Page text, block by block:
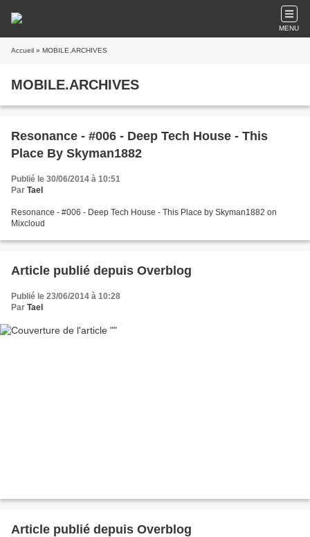
MENU
Accueil » MOBILE.ARCHIVES
MOBILE.ARCHIVES
Resonance - #006 - Deep Tech House - This
Place By Skyman1882
Publié le 30/06/2014 à 10:51
Par Tael
Resonance - #006 - Deep Tech House - This Place by Skyman1882 on
Mixcloud
Article publié depuis Overblog
Publié le 23/06/2014 à 10:28
Par Tael
Article publié depuis Overblog